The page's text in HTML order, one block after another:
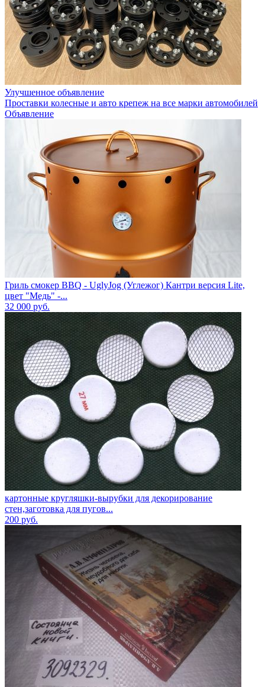
Улучшенное объявление
Проставки колесные и авто крепеж на все марки автомобилей
Объявление
Гриль смокер BBQ - UglyJog (Углежог) Кантри версия Lite,
цвет "Медь" -...
32 000 руб.
картонные кругляшки-вырубки для декорирование
стен,заготовка для пугов...
200 руб.